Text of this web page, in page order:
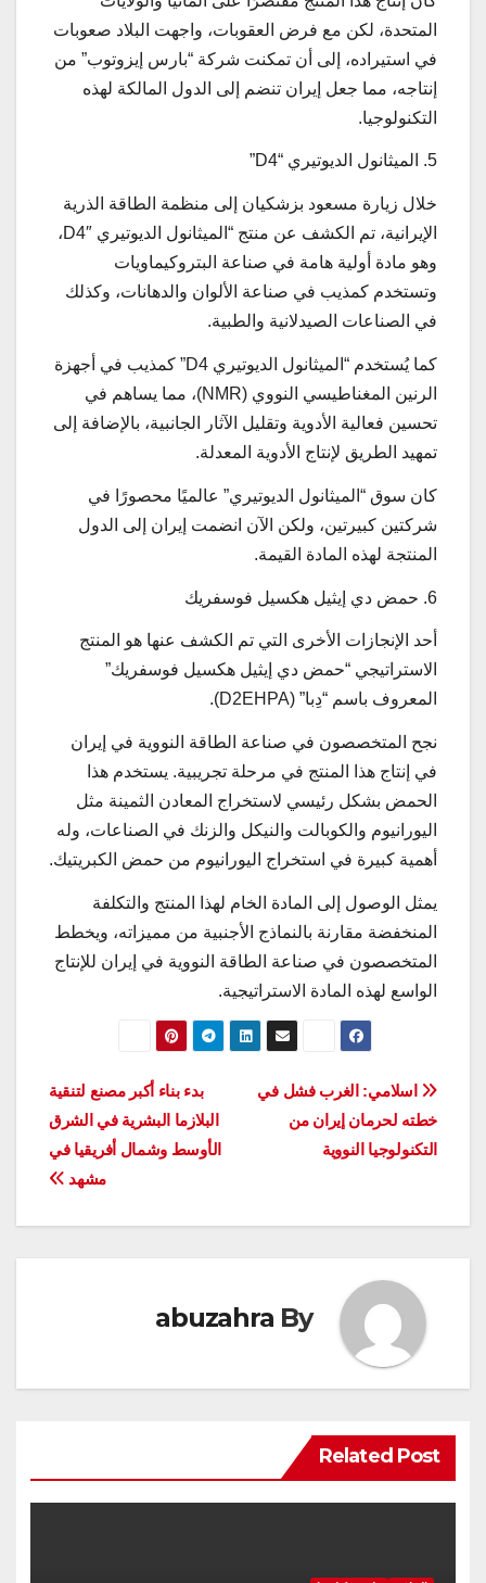
المتحدة، لكن مع فرض العقوبات، واجهت البلاد صعوبات
في استيراده، إلى أن تمكنت شركة “بارس إيزوتوب” من
إنتاجه، مما جعل إيران تنضم إلى الدول المالكة لهذه
التكنولوجيا.
5. الميثانول الديوتيري “D4”
خلال زيارة مسعود بزشكيان إلى منظمة الطاقة الذرية
الإيرانية، تم الكشف عن منتج “الميثانول الديوتيري D4″،
وهو مادة أولية هامة في صناعة البتروكيماويات
وتستخدم كمذيب في صناعة الألوان والدهانات، وكذلك
في الصناعات الصيدلانية والطبية.
كما يُستخدم “الميثانول الديوتيري D4” كمذيب في أجهزة
الرنين المغناطيسي النووي (NMR)، مما يساهم في
تحسين فعالية الأدوية وتقليل الآثار الجانبية، بالإضافة إلى
تمهيد الطريق لإنتاج الأدوية المعدلة.
كان سوق “الميثانول الديوتيري” عالميًا محصورًا في
شركتين كبيرتين، ولكن الآن انضمت إيران إلى الدول
المنتجة لهذه المادة القيمة.
6. حمض دي إيثيل هكسيل فوسفريك
أحد الإنجازات الأخرى التي تم الكشف عنها هو المنتج
الاستراتيجي “حمض دي إيثيل هكسيل فوسفريك”
المعروف باسم “دِبا” (D2EHPA).
نجح المتخصصون في صناعة الطاقة النووية في إيران
في إنتاج هذا المنتج في مرحلة تجريبية. يستخدم هذا
الحمض بشكل رئيسي لاستخراج المعادن الثمينة مثل
اليورانيوم والكوبالت والنيكل والزنك في الصناعات، وله
أهمية كبيرة في استخراج اليورانيوم من حمض الكبريتيك.
يمثل الوصول إلى المادة الخام لهذا المنتج والتكلفة
المنخفضة مقارنة بالنماذج الأجنبية من مميزاته، ويخطط
المتخصصون في صناعة الطاقة النووية في إيران للإنتاج
الواسع لهذه المادة الاستراتيجية.
تصفّح
المقالات
بدء بناء أكبر مصنع لتنقية
البلازما البشرية في الشرق
الأوسط وشمال أفريقيا في
مشهد
اسلامي: الغرب فشل في
خطته لحرمان إيران من
التكنولوجيا النووية
By
abuzahra
Related Post